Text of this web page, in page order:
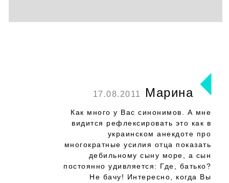
17.08.2011 Марина
Как много у Вас синонимов. А мне
видится рефлексировать это как в
украинском анекдоте про
многократные усилия отца показать
дебильному сыну море, а сын
постоянно удивляется: Где, батько?
Не бачу! Интересно, когда Вы